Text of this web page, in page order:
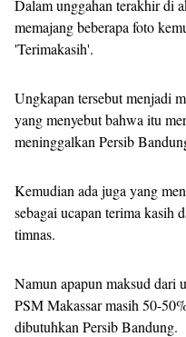
Dalam unggahan terakhir di
memajang beberapa foto
'Terimakasih'.
Ungkapan tersebut menjadi
yang menyebut bahwa itu
meninggalkan Persib
Kemudian ada juga yang
sebagai ucapan terima kasih
timnas.
Namun apapun maksud dari
PSM Makassar masih 50-
dibutuhkan Persib Bandung.